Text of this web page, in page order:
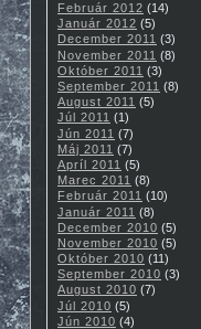
Február 2012 (14)
Január 2012 (5)
December 2011 (3)
November 2011 (8)
Október 2011 (3)
September 2011 (8)
August 2011 (5)
Júl 2011 (1)
Jún 2011 (7)
Máj 2011 (7)
Apríl 2011 (5)
Marec 2011 (8)
Február 2011 (10)
Január 2011 (8)
December 2010 (5)
November 2010 (5)
Október 2010 (11)
September 2010 (3)
August 2010 (7)
Júl 2010 (5)
Jún 2010 (4)